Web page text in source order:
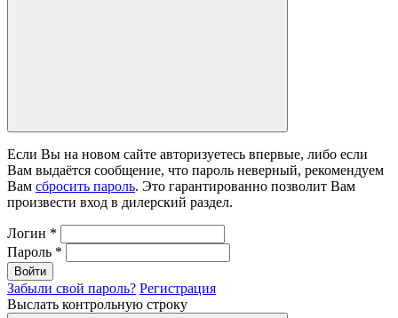
Если Вы на новом сайте авторизуетесь впервые, либо если
Вам выдаётся сообщение, что пароль неверный, рекомендуем
Вам сбросить пароль. Это гарантированно позволит Вам
произвести вход в дилерский раздел.
Логин *
Пароль *
Войти
Забыли свой пароль? Регистрация
Выслать контрольную строку